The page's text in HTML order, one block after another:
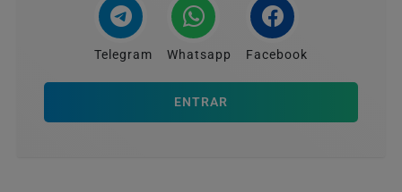
Telegram Whatsapp Facebook
ENTRAR